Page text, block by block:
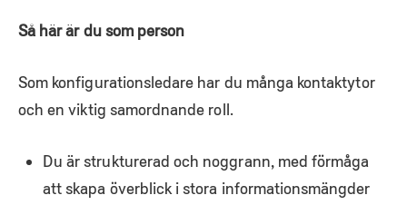
Så här är du som person
Som konfigurationsledare har du många kontaktytor
och en viktig samordnande roll.
Du är strukturerad och noggrann, med förmåga
att skapa överblick i stora informationsmängder